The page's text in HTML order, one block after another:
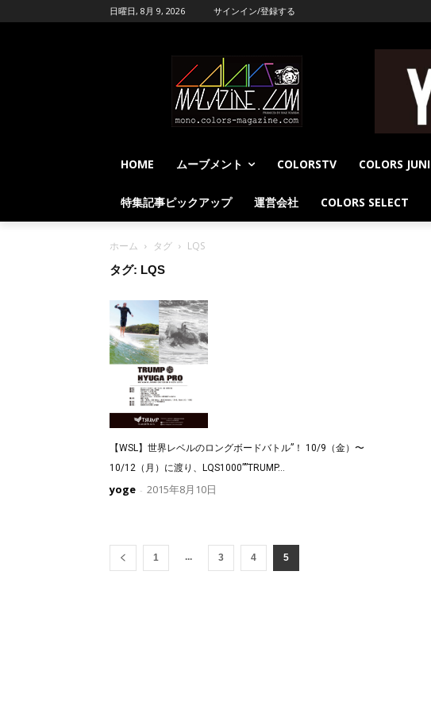
日曜日, 8月 9, 2026 サインイン/登録する
HOME ムーブメント COLORSTV COLORS
特集記事ピックアップ 運営会社 COLORS SELECT
ホーム タグ
LQS
タグ: LQS
【WSL】世界レベルのロングボードバトル”！ 10/9（金）〜
10/12（月）に渡り、LQS1000””TRUMP...
yoge - 2015年8月10日
1 ... 3 4 5